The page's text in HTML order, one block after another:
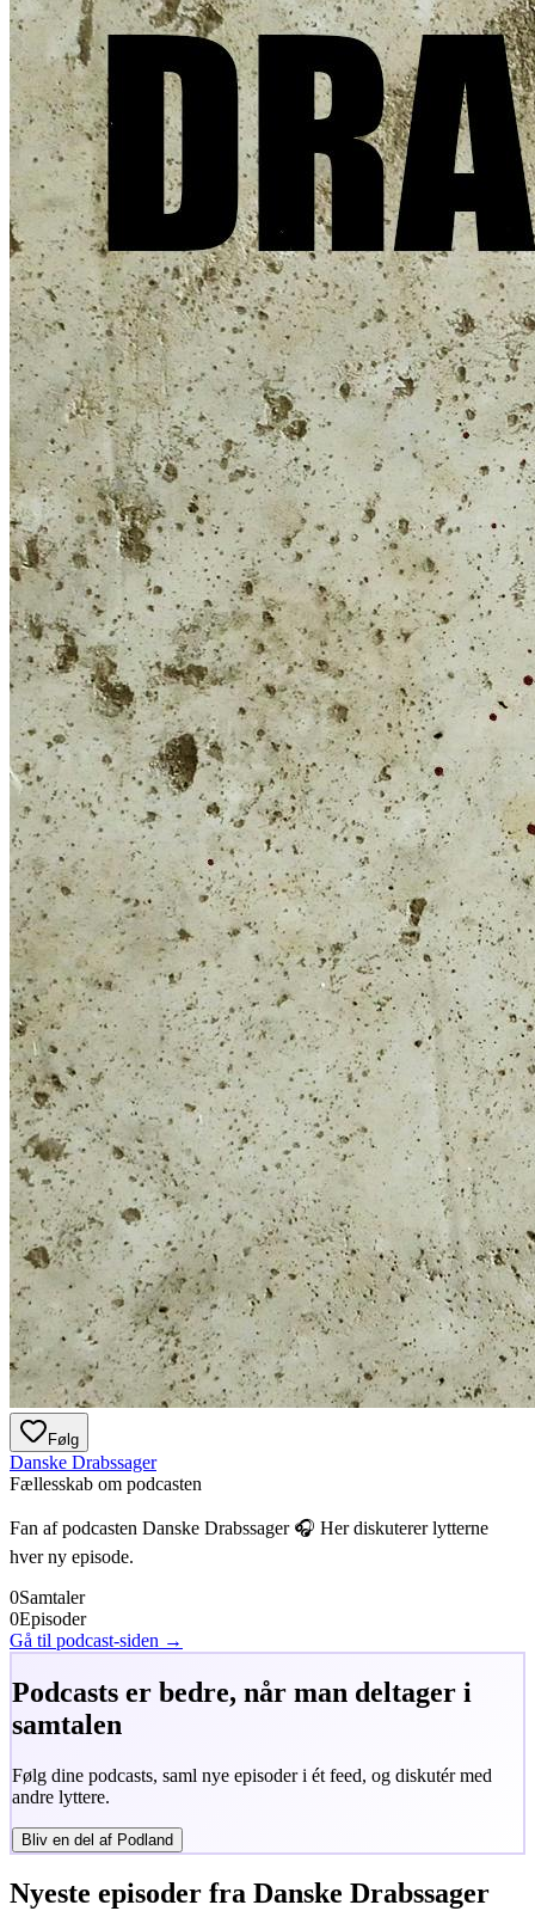
Følg
Danske Drabssager
Fællesskab om podcasten
Fan af podcasten Danske Drabssager🎧 Her diskuterer lytterne
hver ny episode.
0Samtaler
0Episoder
Gå til podcast-siden →
Podcasts er bedre, når man deltager i
samtalen
Følg dine podcasts, saml nye episoder i ét feed, og diskutér med
andre lyttere.
Bliv en del af Podland
Nyeste episoder fra Danske Drabssager